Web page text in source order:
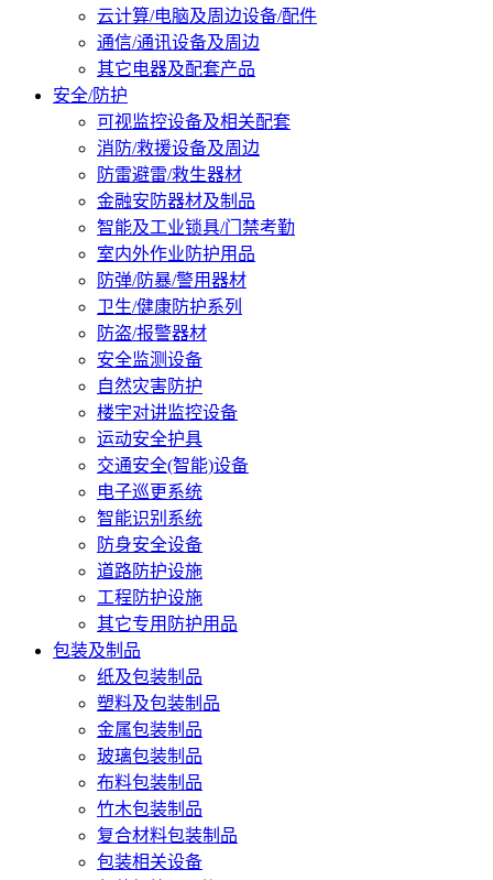
云计算/电脑及周边设备/配件
通信/通讯设备及周边
其它电器及配套产品
安全/防护
可视监控设备及相关配套
消防/救援设备及周边
防雷避雷/救生器材
金融安防器材及制品
智能及工业锁具/门禁考勤
室内外作业防护用品
防弹/防暴/警用器材
卫生/健康防护系列
防盗/报警器材
安全监测设备
自然灾害防护
楼宇对讲监控设备
运动安全护具
交通安全(智能)设备
电子巡更系统
智能识别系统
防身安全设备
道路防护设施
工程防护设施
其它专用防护用品
包装及制品
纸及包装制品
塑料及包装制品
金属包装制品
玻璃包装制品
布料包装制品
竹木包装制品
复合材料包装制品
包装相关设备